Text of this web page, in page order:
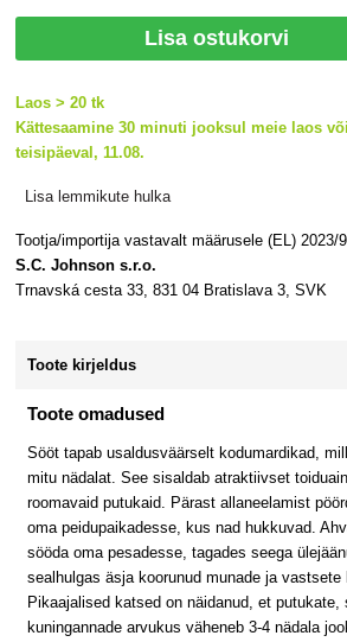
Lisa ostukorvi
Laos > 20 tk
Kättesaamine 30 minuti jooksul meie laos
teisipäeval, 11.08.
Lisa lemmikute hulka
Tootja/importija vastavalt määrusele (EL) 2023/
S.C. Johnson s.r.o.
Trnavská cesta 33, 831 04 Bratislava 3, SVK
Toote kirjeldus
Toote omadused
Sööt tapab usaldusväärselt kodumardikad,
mitu nädalat. See sisaldab atraktiivset
roomavaid putukaid. Pärast allaneelamist
oma peidupaikadesse, kus nad hukkuvad.
sööda oma pesadesse, tagades seega
sealhulgas äsja koorunud munade ja vastsete
Pikaajalised katsed on näidanud, et
kuningannade arvukus väheneb 3-4 nädala